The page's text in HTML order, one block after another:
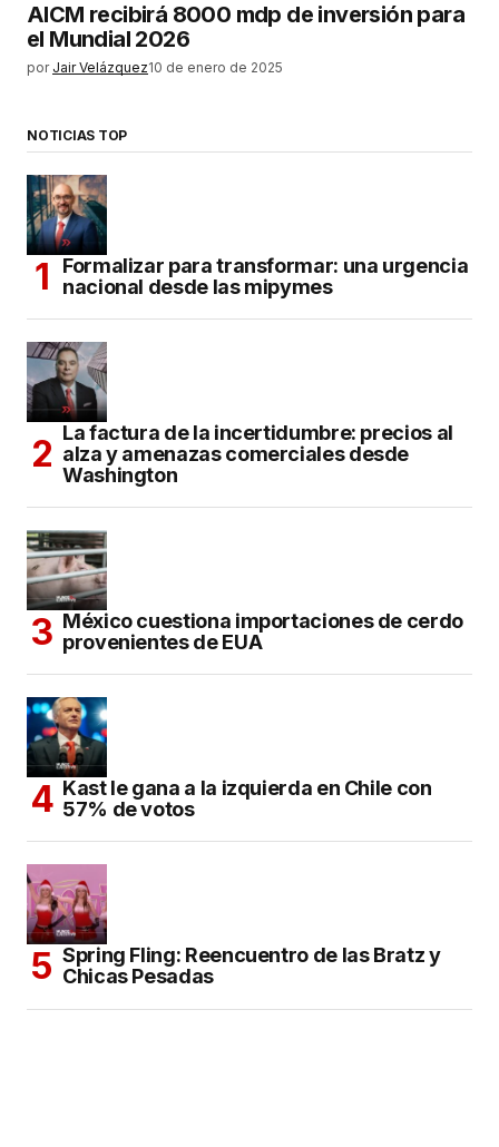
AICM recibirá 8000 mdp de inversión para
el Mundial 2026
por Jair Velázquez10 de enero de 2025
NOTICIAS TOP
Formalizar para transformar: una urgencia
nacional desde las mipymes
La factura de la incertidumbre: precios al
alza y amenazas comerciales desde
Washington
México cuestiona importaciones de cerdo
provenientes de EUA
Kast le gana a la izquierda en Chile con
57% de votos
Spring Fling: Reencuentro de las Bratz y
Chicas Pesadas